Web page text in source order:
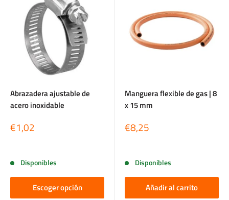
Abrazadera ajustable de
acero inoxidable
Precio
de
€1,02
Disponibles
Escoger opción
Manguera flexible de gas | 8
x 15 mm
Precio
de
€8,25
Disponibles
Añadir al carrito